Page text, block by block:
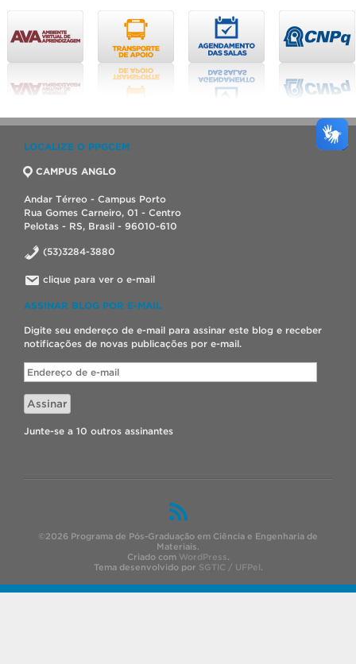
LOCALIZE O PPGCEM
CAMPUS ANGLO
Andar Térreo - Campus Porto
Rua Gomes Carneiro, 01 - Centro
Pelotas - RS, Brasil - 96010-610
(53)3284-3880
clique para ver o e-mail
ASSINAR BLOG POR E-MAIL
Digite seu endereço de e-mail para assinar este blog e receber
notificações de novas publicações por e-mail.
Endereço
de
e-
mail
Assinar
Junte-se a 10 outros assinantes
©2026 Programa de Pós-Graduação em Ciência e Engenharia de
Materiais.
Criado com WordPress.
Tema desenvolvido por SGTIC / UFPel.